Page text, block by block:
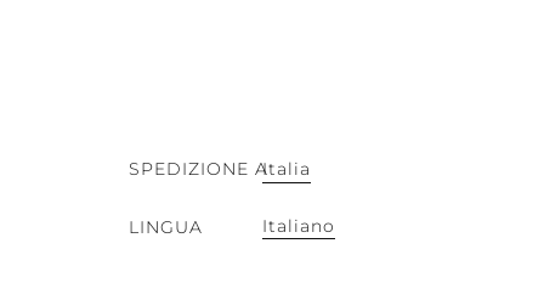
SPEDIZIONE AItalia
LINGUA Italiano